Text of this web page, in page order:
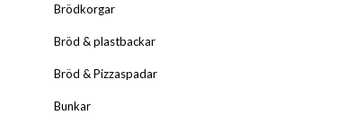
Brödkorgar
Bröd & plastbackar
Bröd & Pizzaspadar
Bunkar